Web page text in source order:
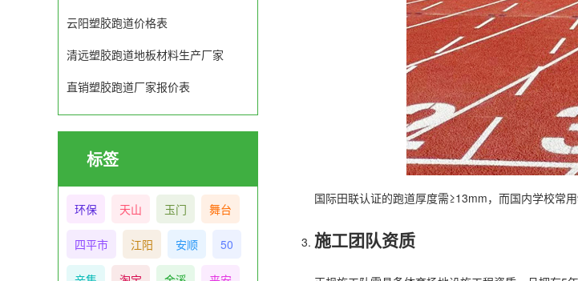
云阳塑胶跑道价格表
清远塑胶跑道地板材料生产厂家
直销塑胶跑道厂家报价表
标签
环保 天山 玉门 舞台
四平市 江阳 安顺 50
国际田联认证的跑道厚度需≥13mm，而国内学校常
施工团队资质